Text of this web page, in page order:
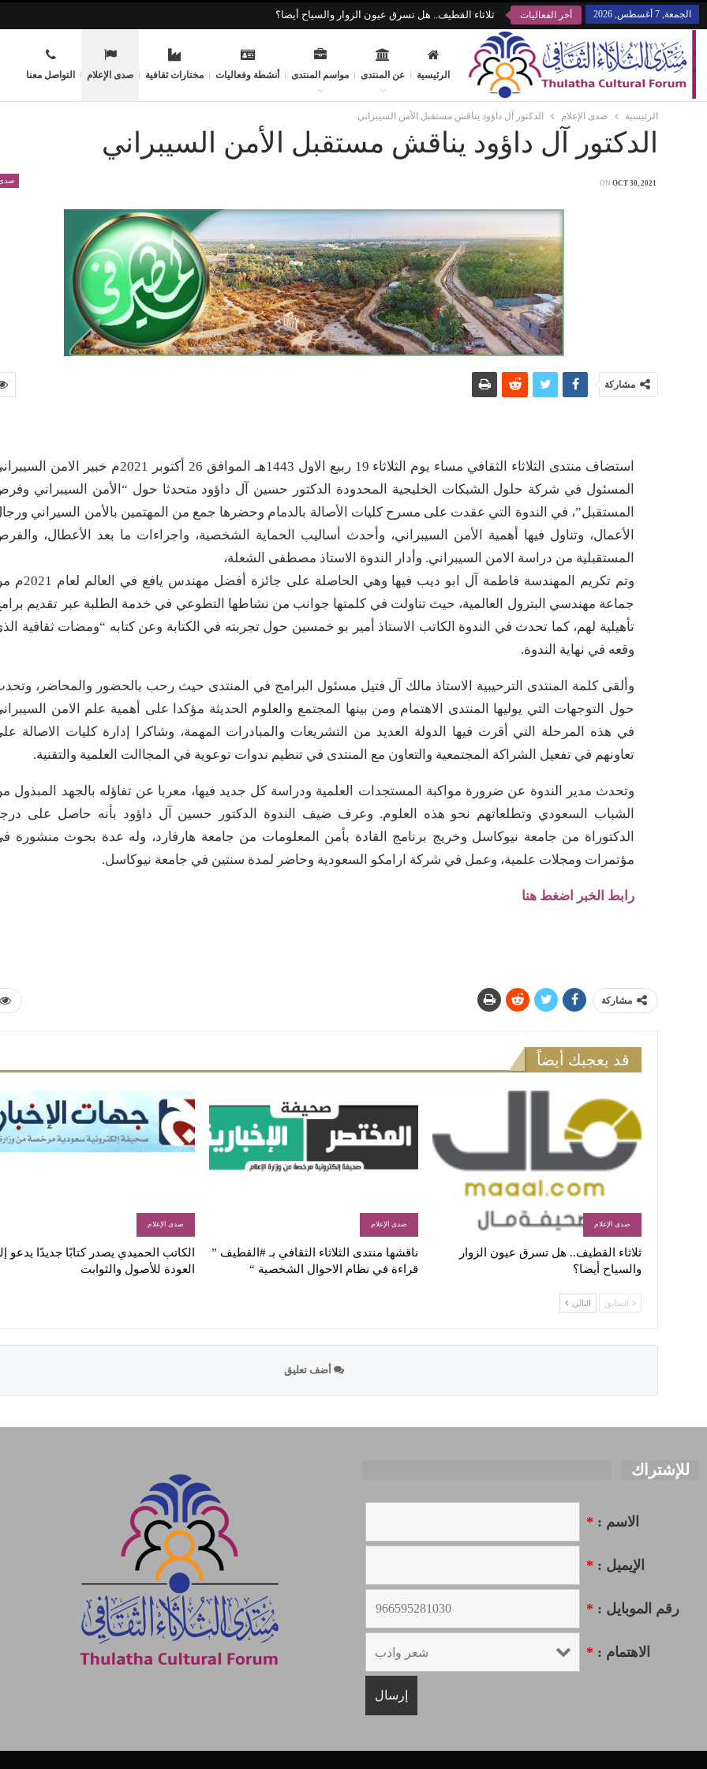
الجمعة, 7 أغسطس, 2026 أخر الفعاليات ثلاثاء القطيف.. هل تسرق عيون الزوار والسياح أيضا؟
الرئيسية عن المنتدى مواسم المنتدى أنشطة وفعاليات مختارات ثقافية صدى الإعلام التواصل معنا
الرئيسية صدى الإعلام الدكتور آل داؤود يناقش مستقبل الأمن السيبراني
الدكتور آل داؤود يناقش مستقبل الأمن السيبراني
صدى ON OCT 30, 2021
مشاركة
استضاف منتدى الثلاثاء الثقافي مساء يوم الثلاثاء 19 ربيع الاول 1443هـ الموافق 26 أكتوبر 2021م خبير الامن
المسئول في شركة حلول الشبكات الخليجية المحدودة الدكتور حسين آل داؤود متحدثا حول “الأمن السيبراني
المستقبل”، في الندوة التي عقدت على مسرح كليات الأصالة بالدمام وحضرها جمع من المهتمين بالأمن السيراني
الأعمال، وتناول فيها أهمية الأمن السيبراني، وأحدث أساليب الحماية الشخصية، واجراءات ما بعد الأعطال،
المستقبلية من دراسة الامن السيبراني. وأدار الندوة الاستاذ مصطفى الشعلة،
وتم تكريم المهندسة فاطمة آل ابو ديب فيها وهي الحاصلة على جائزة أفضل
جماعة مهندسي البترول العالمية، حيث تناولت في كلمتها جوانب من نشاطها التطوعي في خدمة الطلبة عبر تقديم
تأهيلية لهم، كما تحدث في الندوة الكاتب الاستاذ أمير بو خمسين حول تجربته في الكتابة وعن كتابه “ومضات ثقافية
وقعه في نهاية الندوة.
وألقى كلمة المنتدى الترحيبية الاستاذ مالك آل فتيل مسئول البرامج في المنتدى حيث رحب بالحضور والمحاضر،
حول التوجهات التي يوليها المنتدى الاهتمام ومن بينها المجتمع والعلوم الحديثة مؤكدا على أهمية علم الامن
في هذه المرحلة التي أقرت فيها الدولة العديد من التشريعات والمبادرات المهمة، وشاكرا إدارة كليات الاصالة
تعاونهم في تفعيل الشراكة المجتمعية والتعاون مع المنتدى في تنظيم ندوات توعوية في المجاالت العلمية والتقنية.
وتحدث مدير الندوة عن ضرورة مواكبة المستجدات العلمية ودراسة كل جديد فيها، معربا عن تفاؤله بالجهد المبذول
الشباب السعودي وتطلعاتهم نحو هذه العلوم. وعرف ضيف الندوة الدكتور حسين آل داؤود بأنه حاصل على
الدكتوراة من جامعة نيوكاسل وخريج برنامج القادة بأمن المعلومات من جامعة هارفارد، وله عدة بحوث منشورة
مؤتمرات ومجلات علمية، وعمل في شركة ارامكو السعودية وحاضر لمدة سنتين في جامعة نيوكاسل.
رابط الخبر اضغط هنا
مشاركة
قد يعجبك أيضاً
صدى الإعلام
ثلاثاء القطيف.. هل تسرق عيون الزوار
والسياح أيضا؟
صدى الإعلام
ناقشها منتدى الثلاثاء الثقافي بـ #القطيف ”
قراءة في نظام الاحوال الشخصية “
صدى الإعلام
الكاتب الحميدي يصدر كتابًا جديدًا يدعو
العودة للأصول والثوابت
السابق التالي
أضف تعليق
للإشتراك
الاسم : *
الإيميل : *
رقم الموبايل : *
الاهتمام : *